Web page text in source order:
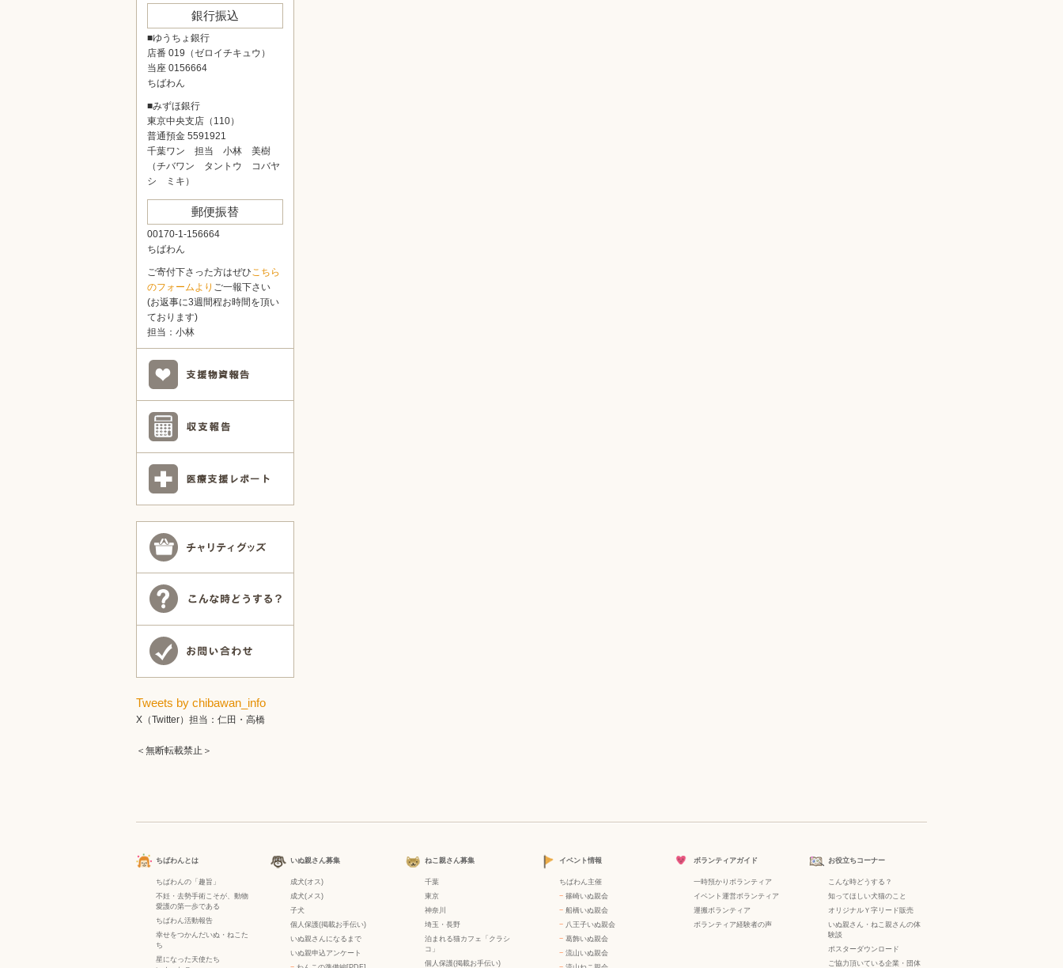
銀行振込
■ゆうちょ銀行
店番 019（ゼロイチキュウ）
当座 0156664
ちばわん
■みずほ銀行
東京中央支店（110）
普通預金 5591921
千葉ワン 担当 小林 美樹
（チバワン タントウ コバヤ
シ ミキ）
郵便振替
00170-1-156664
ちばわん
ご寄付下さった方はぜひこちら
のフォームより ご一報下さい
(お返事に3週間程お時間を頂い
ております)
担当：小林
Tweets by chibawan_info
X（Twitter）担当：仁田・高橋
＜無断転載禁止＞
ちばわんとは
ちばわんの「趣旨」
不妊・去勢手術こそが、動物
愛護の第一歩である
ちばわん活動報告
幸せをつかんだいぬ・ねこた
ち
星になった天使たち
いぬ親さん募集
成犬(オス)
成犬(メス)
子犬
個人保護(掲載お手伝い)
いぬ親さんになるまで
いぬ親申込アンケート
ねこ親さん募集
千葉
東京
神奈川
埼玉・長野
泊まれる猫カフェ「クラシ
コ」
個人保護(掲載お手伝い)
イベント情報
ちばわん主催
− 篠崎いぬ親会
− 船橋いぬ親会
− 八王子いぬ親会
− 葛飾いぬ親会
− 流山いぬ親会
ボランティアガイド
一時預かりボランティア
イベント運営ボランティア
運搬ボランティア
ボランティア経験者の声
お役立ちコーナー
こんな時どうする？
知ってほしい犬猫のこと
オリジナルＹ字リード販売
いぬ親さん・ねこ親さんの体
験談
ポスターダウンロード
ご協力頂いている企業・団体